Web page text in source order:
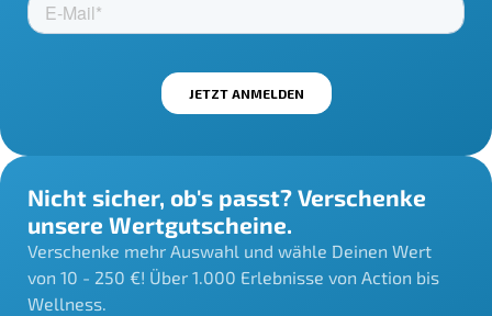
Nicht sicher, ob's passt? Verschenke
unsere Wertgutscheine.
Verschenke mehr Auswahl und wähle Deinen Wert
von 10 - 250 €! Über 1.000 Erlebnisse von Action bis
Wellness.